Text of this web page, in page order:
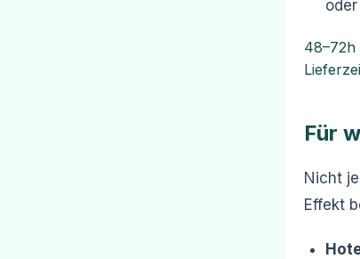
48–72h
Für
Nicht
Effekt